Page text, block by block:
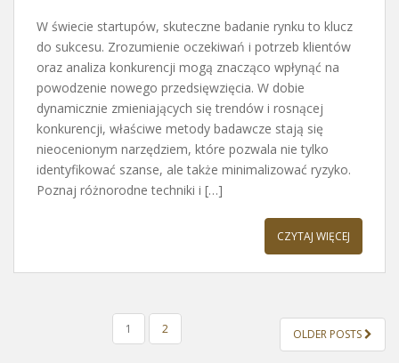
W świecie startupów, skuteczne badanie rynku to klucz
do sukcesu. Zrozumienie oczekiwań i potrzeb klientów
oraz analiza konkurencji mogą znacząco wpłynąć na
powodzenie nowego przedsięwzięcia. W dobie
dynamicznie zmieniających się trendów i rosnącej
konkurencji, właściwe metody badawcze stają się
nieocenionym narzędziem, które pozwala nie tylko
identyfikować szanse, ale także minimalizować ryzyko.
Poznaj różnorodne techniki i […]
CZYTAJ WIĘCEJ
STRONICOWANIE
1 2 OLDER POSTS